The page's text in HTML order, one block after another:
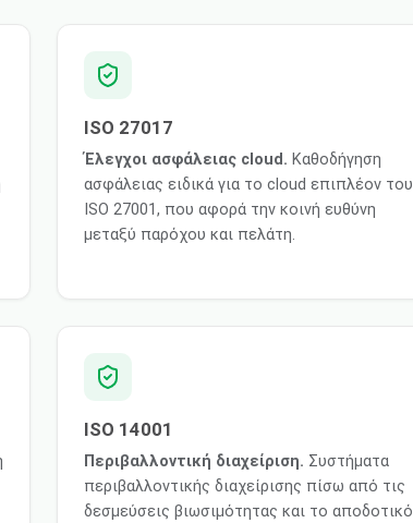
ISO 27017
Έλεγχοι ασφάλειας cloud. Καθοδήγηση
ασφάλειας ειδικά για το cloud επιπλέον του
ISO 27001, που αφορά την κοινή ευθύνη
μεταξύ παρόχου και πελάτη.
ISO 14001
Περιβαλλοντική διαχείριση. Συστήματα
περιβαλλοντικής διαχείρισης πίσω από τις
δεσμεύσεις βιωσιμότητας και το αποδοτικό